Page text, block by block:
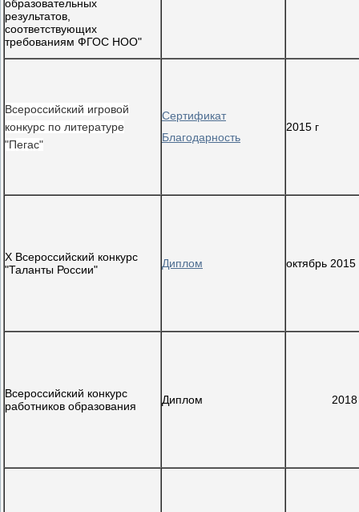
образовательных
результатов,
соответствующих
требованиям ФГОС НОО"
Всероссийский игровой
конкурс по литературе
"Пегас"
Сертификат
Благодарность
2015 г
X Всероссийский конкурс
"Таланты России"
Диплом октябрь 2015
Всероссийский конкурс
работников образования
Диплом 2018